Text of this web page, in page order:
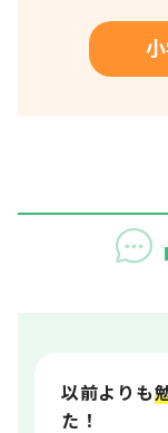
以前よりも
た！